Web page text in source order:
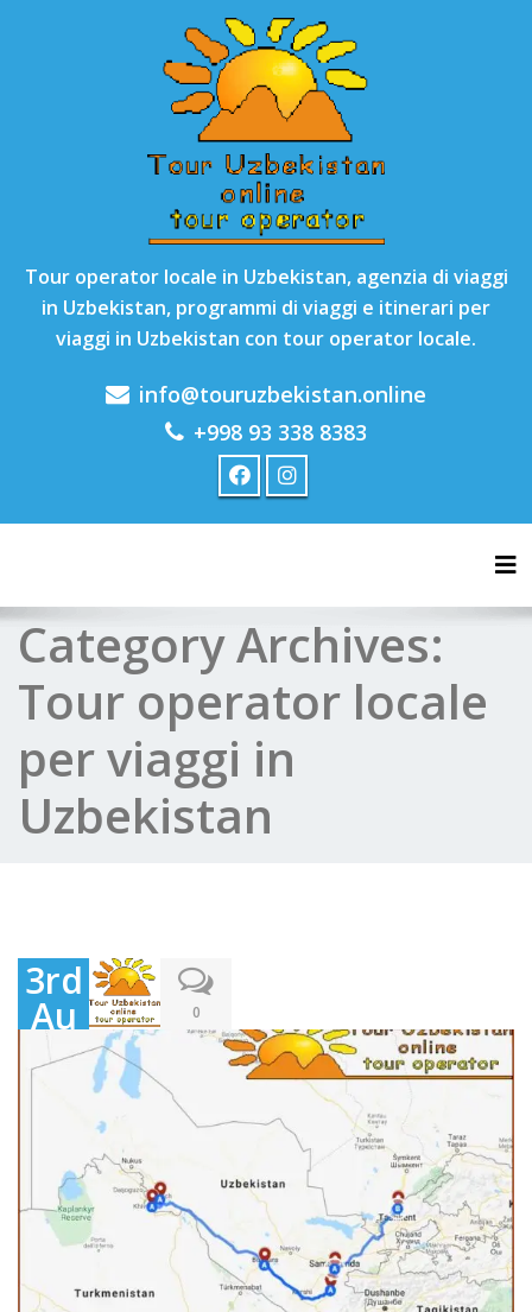
Tour operator locale in Uzbekistan, agenzia di viaggi
in Uzbekistan, programmi di viaggi e itinerari per
viaggi in Uzbekistan con tour operator locale.
info@touruzbekistan.online
+998 93 338 8383
Category Archives:
Tour operator locale
per viaggi in
Uzbekistan
3rd
Au
gus
0